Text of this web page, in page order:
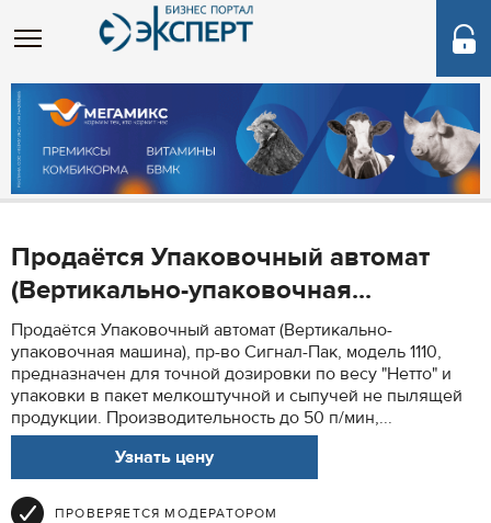
Продаётся Упаковочный автомат
(Вертикально-упаковочная...
Продаётся Упаковочный автомат (Вертикально-
упаковочная машина), пр-во Сигнал-Пак, модель 1110,
предназначен для точной дозировки по весу "Нетто" и
упаковки в пакет мелкоштучной и сыпучей не пылящей
продукции. Производительность до 50 п/мин,...
Узнать цену
ПРОВЕРЯЕТСЯ МОДЕРАТОРОМ